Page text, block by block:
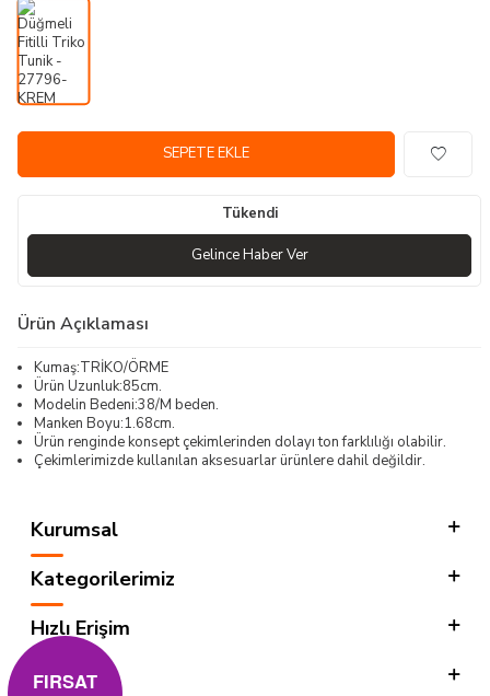
SEPETE EKLE
Tükendi
Gelince Haber Ver
Ürün Açıklaması
Kumaş:TRİKO/ÖRME
Ürün Uzunluk:85cm.
Modelin Bedeni:38/M beden.
Manken Boyu:1.68cm.
Ürün renginde konsept çekimlerinden dolayı ton farklılığı olabilir.
Çekimlerimizde kullanılan aksesuarlar ürünlere dahil değildir.
Kurumsal
Kategorilerimiz
Hızlı Erişim
Sosyal
FIRSAT